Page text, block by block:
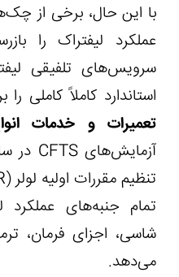
با این حال، برخی از
عملکرد لیفتراک را
سرویس‌های تلفیقی
استاندارد کاملاً کاملی
تعمیرات و خدمات
آزمایش‌هایCFTS
تنظیم مقررات اولیه لولر (
تمام جنبه‌های عملکرد
شاسی، اجزای فرمان،
می‌دهد.